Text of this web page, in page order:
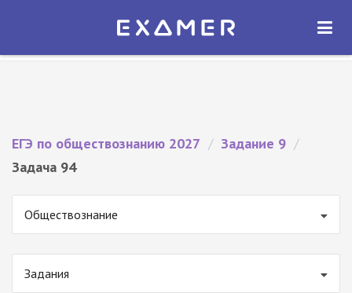
Экзамер — ЕГЭ 2027
ОТКРЫТЬ
ЕГЭ по обществознанию 2027 / Задание 9 /
Задача 94
Обществознание
Задания